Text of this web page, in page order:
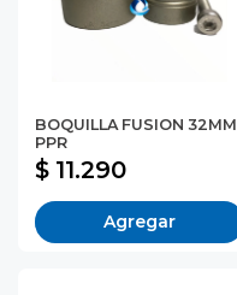
BOQUILLA FUSION 32MM
PPR
$ 11.290
Agregar